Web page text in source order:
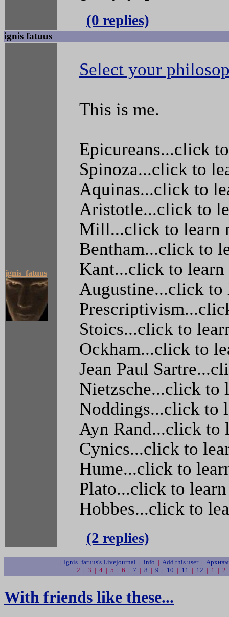
(0 replies)
ignis fatuus
ignis_fatuus
Select your
This is me.
Epicureans...click
Spinoza...click to
Aquinas...click to
Aristotle...click to
Mill...click to learn
Bentham...click to
Kant...click to learn
Augustine...click to
Stoics...click to
Ockham...click to
Jean Paul
Nietzsche...click to
Noddings...click to
Ayn Rand...click to
Cynics...click to
Hume...click to
Plato...click to
Hobbes...click to
(2 replies)
[ Ignis_fatuus's Livejournal | info | Add this user|
2 | 3 | 4 | 5 | 6 | 7 | 8 | 9 | 10 | 11 | 12 | 1 |
With friends like these...